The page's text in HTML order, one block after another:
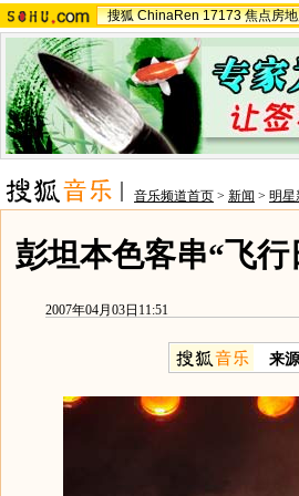
搜狐 ChinaRen 17173 焦点房
音乐频道首页 > 新闻 > 明星
彭坦本色客串“飞
2007年04月03日11:51
来